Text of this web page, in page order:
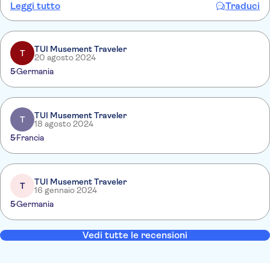
Leggi tutto Traduci
T
TUI Musement Traveler
20 agosto 2024
5Germania
T
TUI Musement Traveler
18 agosto 2024
5Francia
T
TUI Musement Traveler
16 gennaio 2024
5Germania
Vedi tutte le recensioni